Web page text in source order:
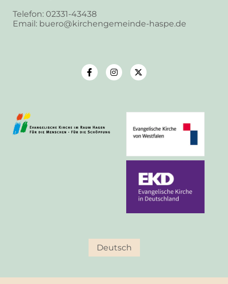
Telefon: 02331-43438
Email: buero@kirchengemeinde-haspe.de
Deutsch